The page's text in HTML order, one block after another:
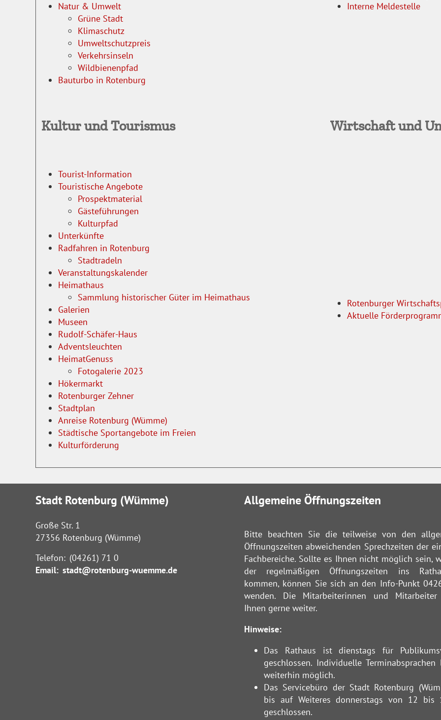
Natur & Umwelt
Grüne Stadt
Klimaschutz
Umweltschutzpreis
Verkehrsinseln
Wildbienenpfad
Bauturbo in Rotenburg
Interne Meldestelle
Kultur und Tourismus Wirtschaft und
Tourist-Information
Touristische Angebote
Prospektmaterial
Gästeführungen
Kulturpfad
Unterkünfte
Radfahren in Rotenburg
Stadtradeln
Veranstaltungskalender
Heimathaus
Sammlung historischer Güter im Heimathaus
Galerien
Museen
Rudolf-Schäfer-Haus
Adventsleuchten
HeimatGenuss
Fotogalerie 2023
Hökermarkt
Rotenburger Zehner
Stadtplan
Anreise Rotenburg (Wümme)
Städtische Sportangebote im Freien
Kulturförderung
Rotenburger
Aktuelle
Stadt Rotenburg (Wümme)
Große Str. 1
27356 Rotenburg (Wümme)
Telefon: (04261) 71 0
Email: stadt@rotenburg-wuemme.de
Allgemeine Öffnungszeiten
Bitte beachten Sie die teilweise von den
Öffnungszeiten abweichenden Sprechzeiten der
Fachbereiche. Sollte es Ihnen nicht möglich sein,
der regelmäßigen Öffnungszeiten ins
kommen, können Sie sich an den Info-Punkt
wenden. Die Mitarbeiterinnen und
Ihnen gerne weiter.
Hinweise:
Das Rathaus ist dienstags für
geschlossen. Individuelle Terminabsprachen
weiterhin möglich.
Das Servicebüro der Stadt Rotenburg
bis auf Weiteres donnerstags von 12 bis
geschlossen.